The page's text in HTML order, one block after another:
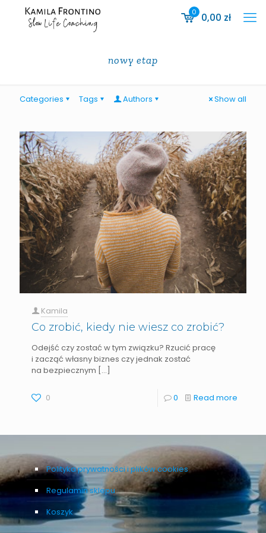
0 0,00 zł
nowy etap
Categories Tags Authors Show all
Kamila
Co zrobić, kiedy nie wiesz co zrobić?
Odejść czy zostać w tym związku? Rzucić pracę
i zacząć własny biznes czy jednak zostać
na bezpiecznym […]
0 0 Read more
Polityka prywatności i plików cookies
Regulamin sklepu
Koszyk